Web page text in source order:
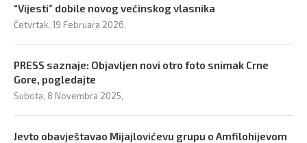
“Vijesti” dobile novog većinskog vlasnika
Četvrtak, 19 Februara 2026,
PRESS saznaje: Objavljen novi otro foto snimak Crne
Gore, pogledajte
Subota, 8 Novembra 2025,
Jevto obavještavao Mijajlovićevu grupu o Amfilohijevom